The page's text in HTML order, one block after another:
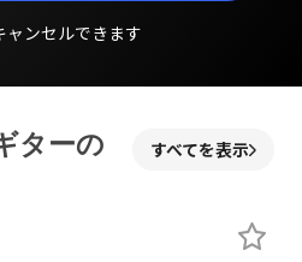
ャンセルできます
ターの
すべてを表示